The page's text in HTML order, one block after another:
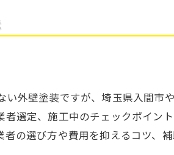
外壁塗装ですが、埼玉県入間市
選定、施工中のチェックポイン
の選び方や費用を抑えるコツ、